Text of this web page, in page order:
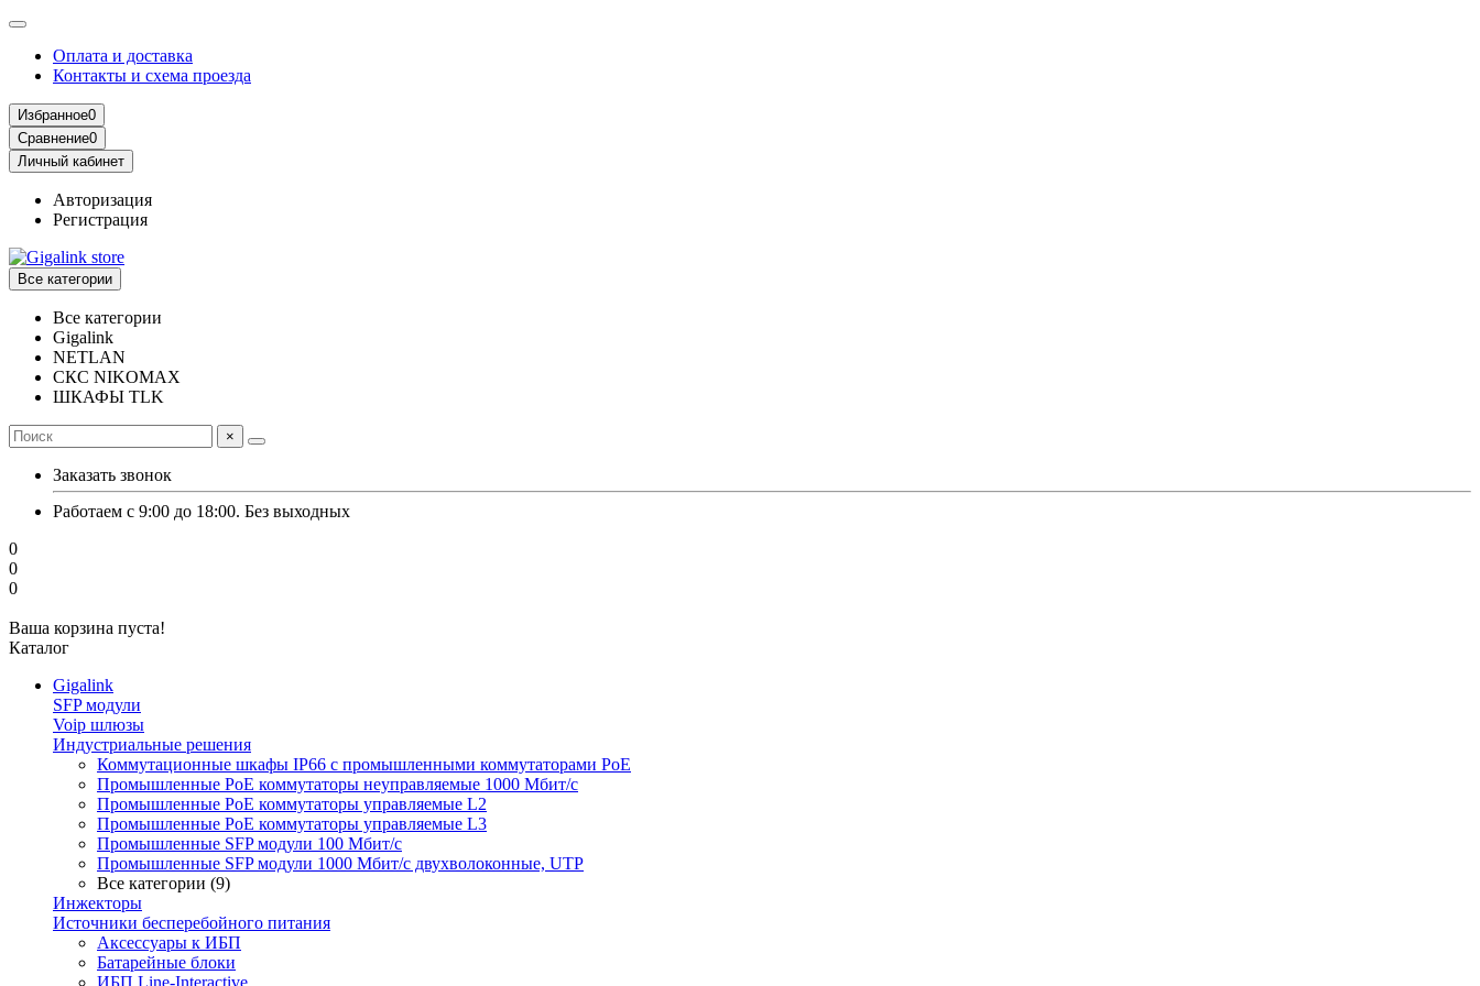
Оплата и доставка
Контакты и схема проезда
Избранное0
Сравнение0
Личный кабинет
Авторизация
Регистрация
Все категории
Все категории
Gigalink
NETLAN
СКС NIKOMAX
ШКАФЫ TLK
×
Заказать звонок
Работаем с 9:00 до 18:00. Без выходных
0
0
0
Ваша корзина пуста!
Каталог
Gigalink
SFP модули
Voip шлюзы
Индустриальные решения
Коммутационные шкафы IP66 c промышленными коммутаторами PoE
Промышленные PoE коммутаторы неуправляемые 1000 Мбит/с
Промышленные PoE коммутаторы управляемые L2
Промышленные PoE коммутаторы управляемые L3
Промышленные SFP модули 100 Мбит/c
Промышленные SFP модули 1000 Мбит/c двухволоконные, UTP
Все категории (9)
Инжекторы
Источники бесперебойного питания
Аксессуары к ИБП
Батарейные блоки
ИБП Line-Interactive